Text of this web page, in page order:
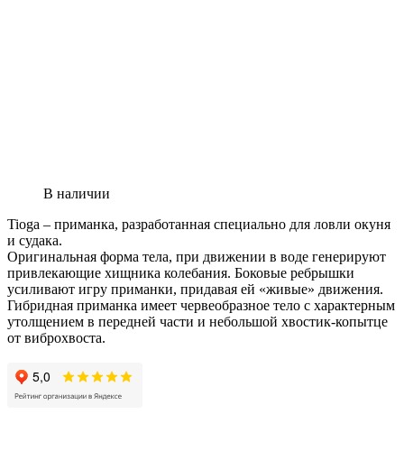
В наличии
Tioga – приманка, разработанная специально для ловли окуня
и судака.
Оригинальная форма тела, при движении в воде генерируют
привлекающие хищника колебания. Боковые ребрышки
усиливают игру приманки, придавая ей «живые» движения.
Гибридная приманка имеет червеобразное тело с характерным
утолщением в передней части и небольшой хвостик-копытце
от виброхвоста.